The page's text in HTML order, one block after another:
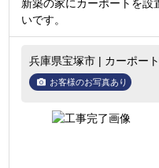
新築の家にカーポートを設
いです。
兵庫県宝塚市 | カーポー
お客様のお写真あり